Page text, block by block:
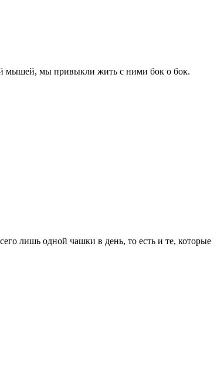
мышей, мы привыкли жить с ними бок о бок.
лишь одной чашки в день, то есть и те, которые